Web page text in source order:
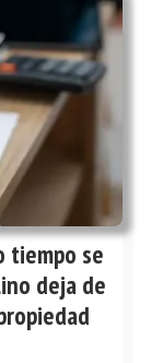
tiempo se
deja de